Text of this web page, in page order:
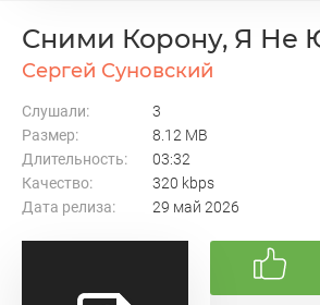
Сними Корону, Я Не
Сергей Суновский
Слушали:
3
Размер:
8.12 MB
Длительность:
03:32
Качество:
320 kbps
Дата релиза:
29 май 2026